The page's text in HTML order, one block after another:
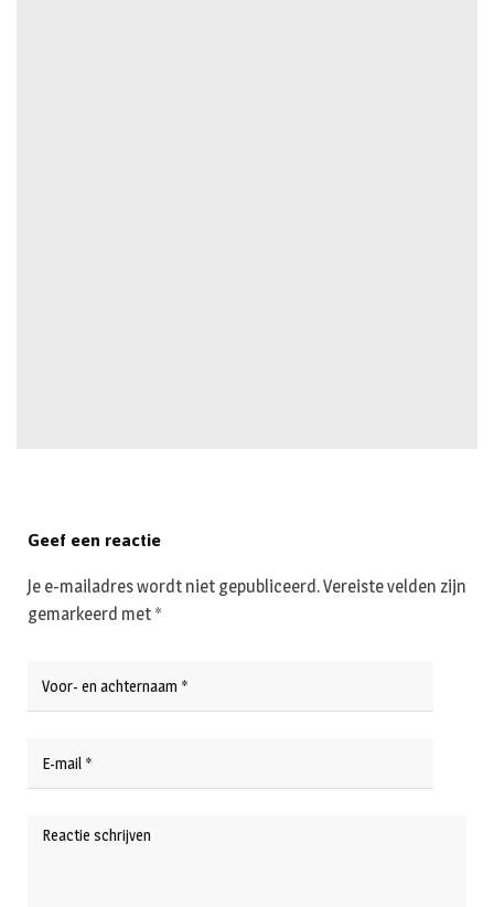
Geef een reactie
Je e-mailadres wordt niet gepubliceerd.Vereiste velden zijn
gemarkeerd met *